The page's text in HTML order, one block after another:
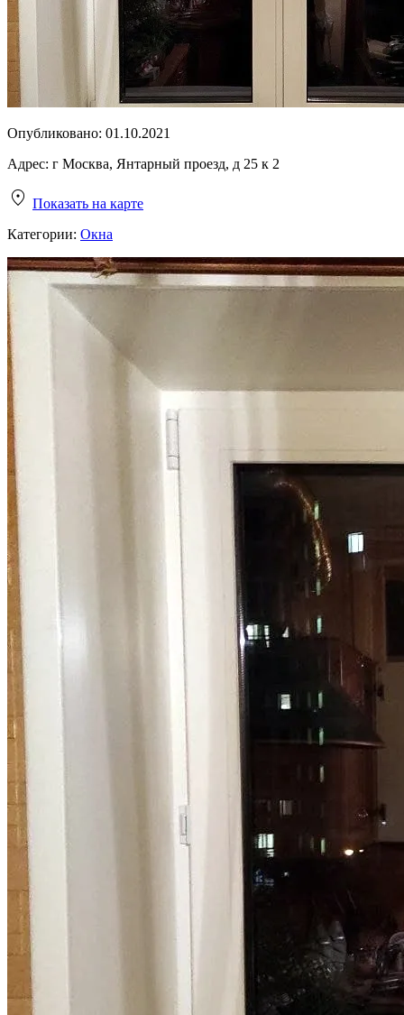
Опубликовано: 01.10.2021
Адрес: г Москва, Янтарный проезд, д 25 к 2
Показать на карте
Категории: Окна